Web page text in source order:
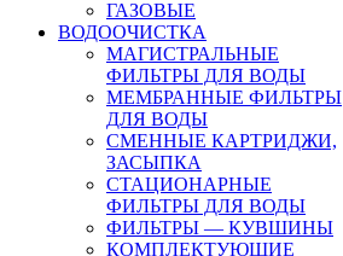
ГАЗОВЫЕ
ВОДООЧИСТКА
МАГИСТРАЛЬНЫЕ
ФИЛЬТРЫ ДЛЯ ВОДЫ
МЕМБРАННЫЕ ФИЛЬТРЫ
ДЛЯ ВОДЫ
СМЕННЫЕ КАРТРИДЖИ,
ЗАСЫПКА
СТАЦИОНАРНЫЕ
ФИЛЬТРЫ ДЛЯ ВОДЫ
ФИЛЬТРЫ — КУВШИНЫ
КОМПЛЕКТУЮЩИЕ